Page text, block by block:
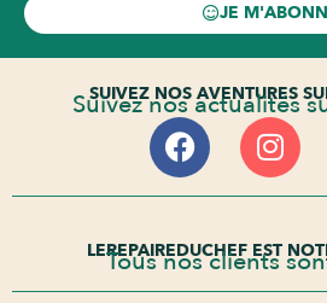
JE
SUIVEZ NOS AVENTURES
Suivez nos actualités
LEREPAIREDUCHEF EST
Tous nos clients